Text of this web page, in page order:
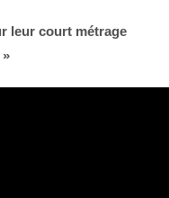
leur court métrage